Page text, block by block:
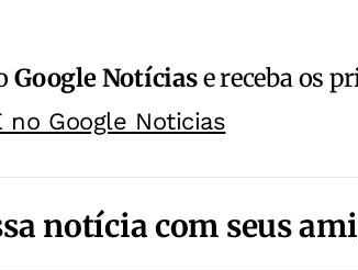
Google Notíciase receba os
no Google Noticias
notícia com seus